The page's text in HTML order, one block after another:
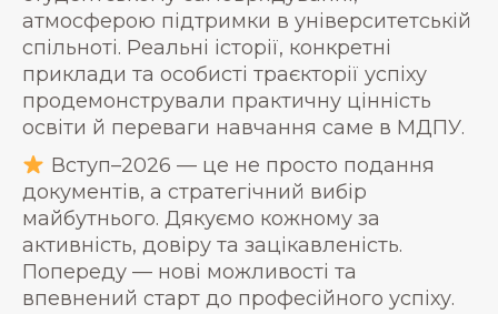
атмосферою підтримки в університетській
спільноті. Реальні історії, конкретні
приклади та особисті траєкторії успіху
продемонстрували практичну цінність
освіти й переваги навчання саме в МДПУ.
Вступ–2026 — це не просто подання
документів, а стратегічний вибір
майбутнього. Дякуємо кожному за
активність, довіру та зацікавленість.
Попереду — нові можливості та
впевнений старт до професійного успіху.